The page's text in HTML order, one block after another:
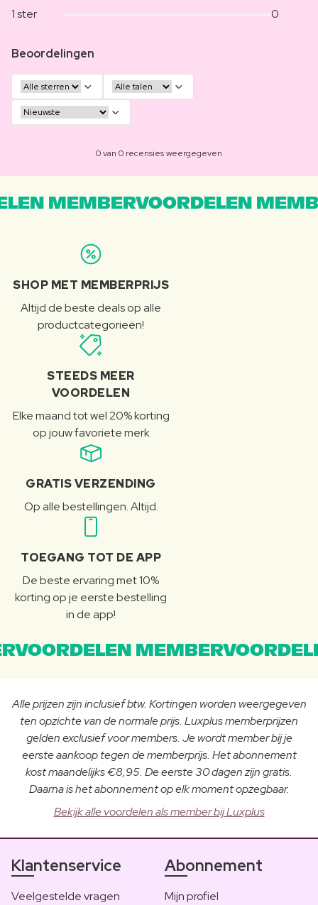
1 ster
0
Beoordelingen
0 van 0 recensies weergegeven
MEMBERVOORDELEN
SHOP MET MEMBERPRIJS
Altijd de beste deals op alle
productcategorieën!
STEEDS MEER
VOORDELEN
Elke maand tot wel 20% korting
op jouw favoriete merk
GRATIS VERZENDING
Op alle bestellingen. Altijd.
TOEGANG TOT DE APP
De beste ervaring met 10%
korting op je eerste bestelling
in de app!
Alle prijzen zijn inclusief btw. Kortingen worden weergegeven
ten opzichte van de normale prijs. Luxplus memberprijzen
gelden exclusief voor members. Je wordt member bij je
eerste aankoop tegen de memberprijs. Het abonnement
kost maandelijks €8,95. De eerste 30 dagen zijn gratis.
Daarna is het abonnement op elk moment opzegbaar.
Bekijk alle voordelen als member bij Luxplus
Klantenservice
Veelgestelde vragen
Abonnement
Mijn profiel